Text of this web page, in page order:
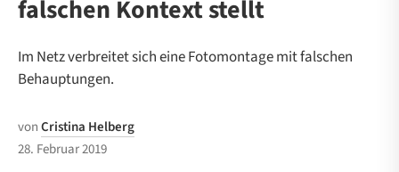
falschen Kontext stellt
Im Netz verbreitet sich eine Fotomontage mit falschen
Behauptungen.
vonCristina Helberg
28. Februar 2019